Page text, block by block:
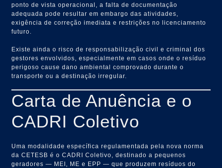
ponto de vista operacional, a falta de documentação
adequada pode resultar em embargo das atividades,
exigência de correção imediata e restrições no licenciamento
futuro.
Existe ainda o risco de responsabilização civil e criminal dos
gestores envolvidos, especialmente em casos onde o resíduo
perigoso cause dano ambiental comprovado durante o
transporte ou a destinação irregular.
Carta de Anuência e o
CADRI Coletivo
Uma modalidade específica regulamentada pela nova norma
da CETESB é o CADRI Coletivo, destinado a pequenos
geradores — MEI, ME e EPP — que produzem resíduos do